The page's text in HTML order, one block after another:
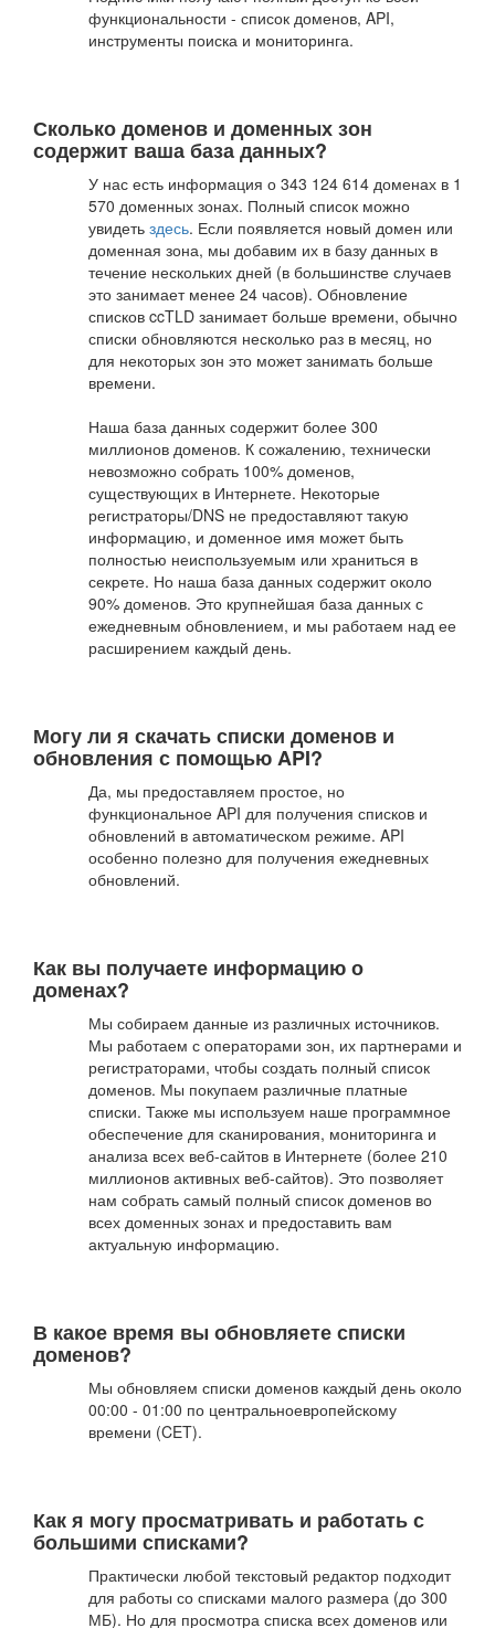
функциональности - список доменов, API,
инструменты поиска и мониторинга.
Сколько доменов и доменных зон
содержит ваша база данных?
У нас есть информация о 343 124 614 доменах в 1
570 доменных зонах. Полный список можно
увидеть здесь. Если появляется новый домен или
доменная зона, мы добавим их в базу данных в
течение нескольких дней (в большинстве случаев
это занимает менее 24 часов). Обновление
списков ccTLD занимает больше времени, обычно
списки обновляются несколько раз в месяц, но
для некоторых зон это может занимать больше
времени.
Наша база данных содержит более 300
миллионов доменов. К сожалению, технически
невозможно собрать 100% доменов,
существующих в Интернете. Некоторые
регистраторы/DNS не предоставляют такую
информацию, и доменное имя может быть
полностью неиспользуемым или храниться в
секрете. Но наша база данных содержит около
90% доменов. Это крупнейшая база данных с
ежедневным обновлением, и мы работаем над ее
расширением каждый день.
Могу ли я скачать списки доменов и
обновления с помощью API?
Да, мы предоставляем простое, но
функциональное API для получения списков и
обновлений в автоматическом режиме. API
особенно полезно для получения ежедневных
обновлений.
Как вы получаете информацию о
доменах?
Мы собираем данные из различных источников.
Мы работаем с операторами зон, их партнерами и
регистраторами, чтобы создать полный список
доменов. Мы покупаем различные платные
списки. Также мы используем наше программное
обеспечение для сканирования, мониторинга и
анализа всех веб-сайтов в Интернете (более 210
миллионов активных веб-сайтов). Это позволяет
нам собрать самый полный список доменов во
всех доменных зонах и предоставить вам
актуальную информацию.
В какое время вы обновляете списки
доменов?
Мы обновляем списки доменов каждый день около
00:00 - 01:00 по центральноевропейскому
времени (CET).
Как я могу просматривать и работать с
большими списками?
Практически любой текстовый редактор подходит
для работы со списками малого размера (до 300
МБ). Но для просмотра списка всех доменов или